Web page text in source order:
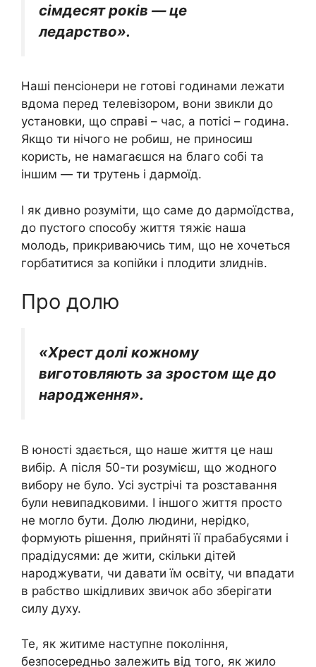
сімдесят років — це
ледарство».
Наші пенсіонери не готові годинами лежати
вдома перед телевізором, вони звикли до
установки, що справі – час, а потісі – година.
Якщо ти нічого не робиш, не приносиш
користь, не намагаєшся на благо собі та
іншим — ти трутень і дармоїд.
І як дивно розуміти, що саме до дармоїдства,
до пустого способу життя тяжіє наша
молодь, прикриваючись тим, що не хочеться
горбатитися за копійки і плодити злиднів.
Про долю
«Хрест долі кожному
виготовляють за зростом ще до
народження».
В юності здається, що наше життя це наш
вибір. А після 50-ти розумієш, що жодного
вибору не було. Усі зустрічі та розставання
були невипадковими. І іншого життя просто
не могло бути. Долю людини, нерідко,
формують рішення, прийняті її прабабусями і
прадідусями: де жити, скільки дітей
народжувати, чи давати їм освіту, чи впадати
в рабство шкідливих звичок або зберігати
силу духу.
Те, як житиме наступне покоління,
безпосередньо залежить від того, як жило